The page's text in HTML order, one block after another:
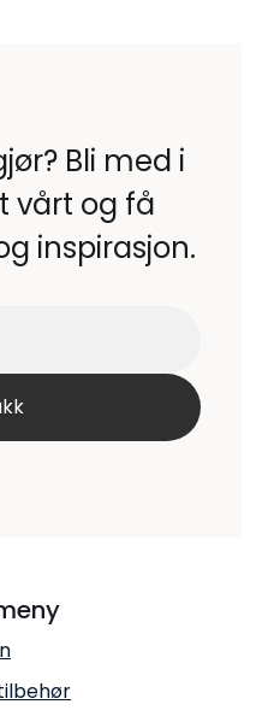
Bli med i
vårt og få
inspirasjon.